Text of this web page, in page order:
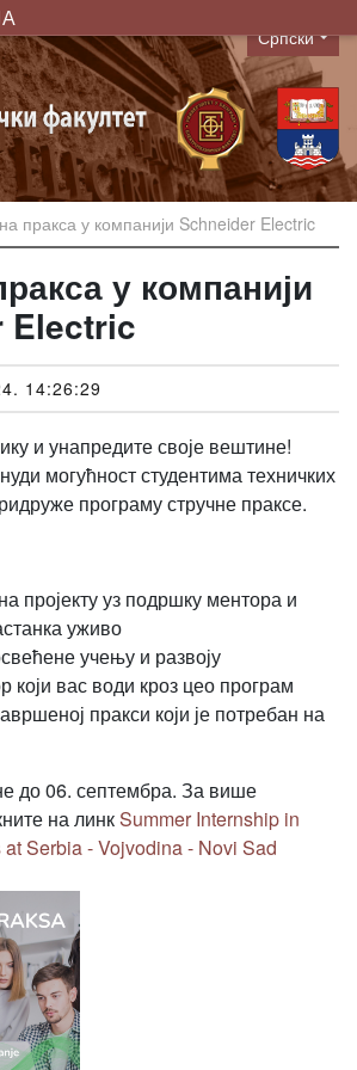
Language
Српски
пракса у компанији Schneider Electric
у компанији
Electric
14:26:29
и унапредите своје вештине!
могућност студентима техничких
програму стручне праксе.
пројекту уз подршку ментора и
уживо
учењу и развоју
који вас води кроз цео програм
пракси који је потребан на
до 06. септембра. За више
на линкSummer Internship in
Serbia - Vojvodina - Novi Sad